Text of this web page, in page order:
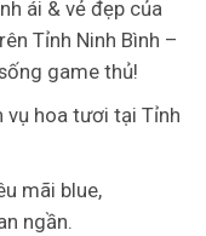
ái & vẻ đẹp của
Tỉnh Ninh Bình –
game thủ!
vụ hoa tươi tại Tỉnh
mãi blue,
ngần.